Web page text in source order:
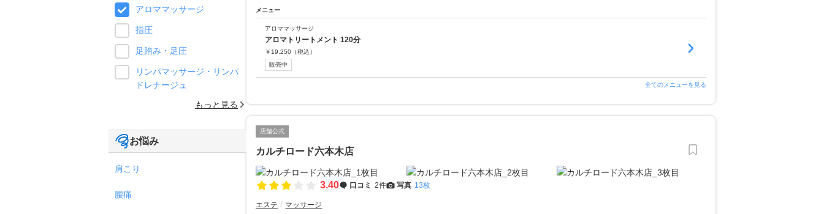
メニュー
アロママッサージ
アロマトリートメント 120分
￥ 19,250 （税込）
販売中
全てのメニューを見る
店舗公式
カルチロード六本木店
3.40 口コミ 2件 写真 13枚
エステ マッサージ
アロママッサージ
指圧
足踏み・足圧
リンパマッサージ・リンパ
ドレナージュ
もっと見る
お悩み
肩こり
腰痛